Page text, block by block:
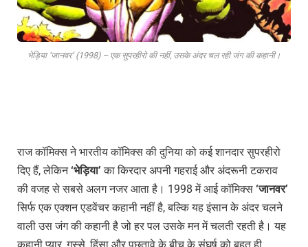
भेड़िया ‘जानवर’ (1998) – एक सुपरहीरो की नहीं, उसके अंदर चल रही जंग की कहानी।
राज कॉमिक्स ने भारतीय कॉमिक्स की दुनिया को कई शानदार सुपरहीरो
दिए हैं, लेकिन‘भेड़िया’ का किरदार अपनी गहराई और अंदरूनी टकराव
की वजह से सबसे अलग नजर आता है। 1998 में आई कॉमिक्स ‘जानवर’
सिर्फ एक एक्शन एडवेंचर कहानी नहीं है, बल्कि यह इंसान के अंदर चलने
वाली उस जंग की कहानी है जो हर पल उसके मन में चलती रहती है। यह